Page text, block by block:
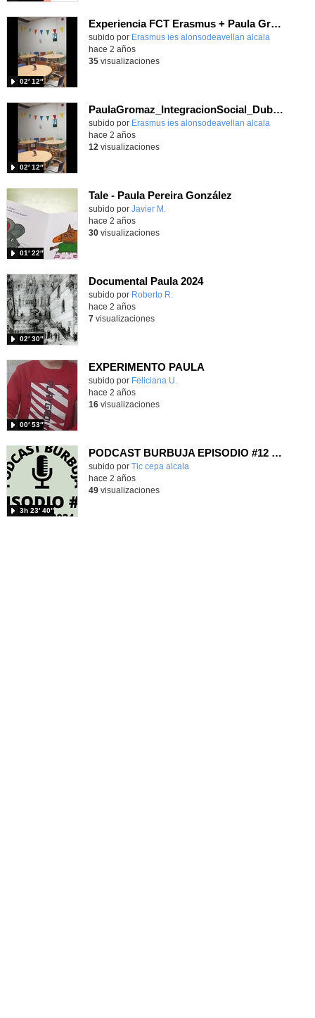
Experiencia FCT Erasmus + Paula Gromaz - Integración Social - Dublin 2024
subido por Erasmus ies alonsodeavellan alcala
02′ 12″
hace 2 años
35visualizaciones
PaulaGromaz_IntegracionSocial_Dublin24
subido por Erasmus ies alonsodeavellan alcala
02′ 12″
hace 2 años
12 visualizaciones
Tale - Paula Pereira González
Contenido educativo.
subido por Javier M.
01′ 22″
hace 2 años
30visualizaciones
Documental Paula 2024
Contenido educativo.
subido por Roberto R.
02′ 30″
hace 2 años
7visualizaciones
EXPERIMENTO PAULA
Contenido educativo.
subido por Feliciana U.
00′ 53″
hace 2 años
16visualizaciones
PODCAST BURBUJA EPISODIO #12 (Completo)
subido por Tic cepa alcala
3h 23′ 40″
hace 2 años
49visualizaciones